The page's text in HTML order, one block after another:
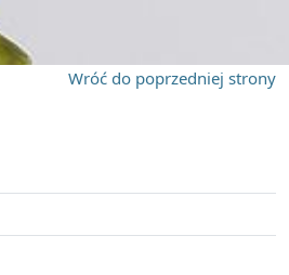
Wróć do poprzedniej strony